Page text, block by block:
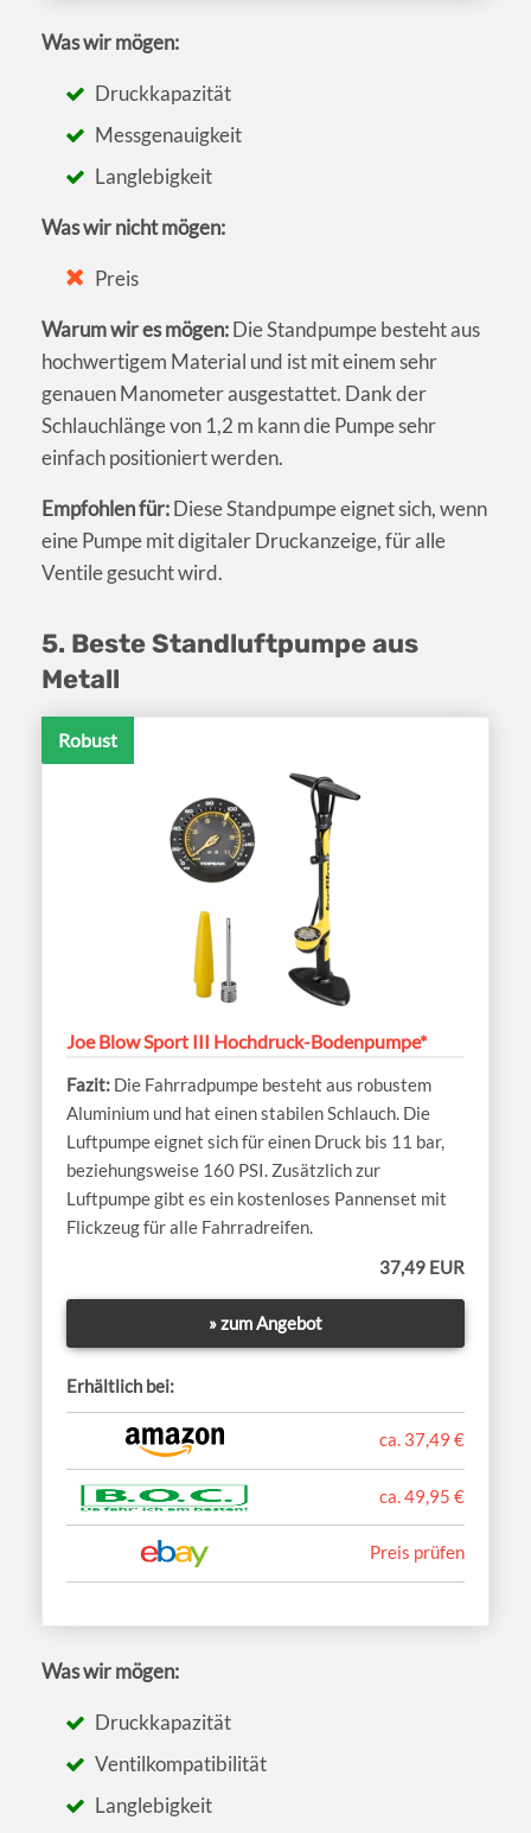
Was wir mögen:
Druckkapazität
Messgenauigkeit
Langlebigkeit
Was wir nicht mögen:
Preis
Warum wir es mögen:Die Standpumpe besteht aus
hochwertigem Material und ist mit einem sehr
genauen Manometer ausgestattet. Dank der
Schlauchlänge von 1,2 m kann die Pumpe sehr
einfach positioniert werden.
Empfohlen für:Diese Standpumpe eignet sich, wenn
eine Pumpe mit digitaler Druckanzeige, für alle
Ventile gesucht wird.
5. Beste Standluftpumpe aus
Metall
Robust
Joe Blow Sport III Hochdruck-Bodenpumpe*
Die Fahrradpumpe besteht aus robustem
Aluminium und hat einen stabilen Schlauch. Die
Luftpumpe eignet sich für einen Druck bis 11 bar,
beziehungsweise 160 PSI. Zusätzlich zur
Luftpumpe gibt es ein kostenloses Pannenset mit
Flickzeug für alle Fahrradreifen.
37,49 EUR
» zum Angebot
Erhältlich bei:
ca. 37,49 €
ca. 49,95 €
Preis prüfen
Was wir mögen:
Druckkapazität
Ventilkompatibilität
Langlebigkeit